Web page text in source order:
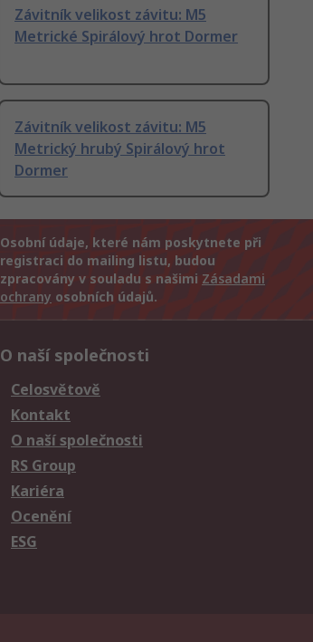
Závitník velikost závitu: M5
Metrické Spirálový hrot Dormer
Závitník velikost závitu: M5
Metrický hrubý Spirálový hrot
Dormer
Osobní údaje, které nám poskytnete při
registraci do mailing listu, budou
zpracovány v souladu s našimi Zásadami
ochrany osobních údajů.
O naší společnosti
Celosvětově
Kontakt
O naší společnosti
RS Group
Kariéra
Ocenění
ESG